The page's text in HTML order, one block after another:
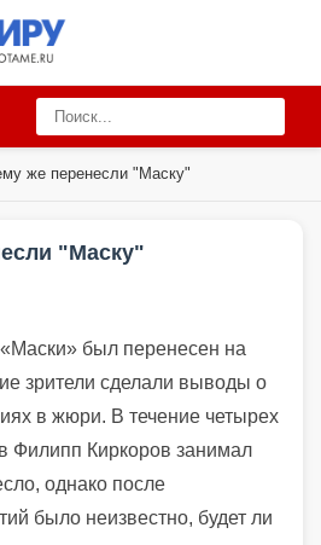
же перенесли "Маску"
"Маску"
был перенесен на
зрители сделали выводы о
в жюри. В течение четырех
Филипп Киркоров занимал
однако после
было неизвестно, будет ли